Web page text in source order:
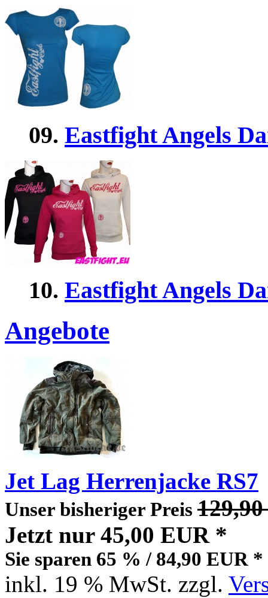
09. Eastfight Angels
10. Eastfight Angels
Angebote
Jet Lag Herrenjacke RS7
Unser bisheriger Preis
Jetzt nur 45,00 EUR *
Sie sparen 65 % / 84,90 EUR *
inkl. 19 % MwSt. zzgl.